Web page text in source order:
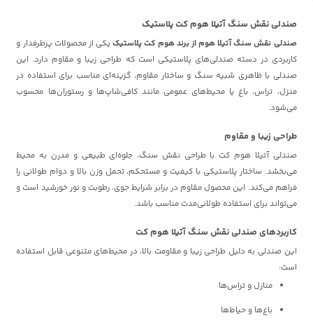
صندلی نقش سنگ آتیلا هوم کت پلاستیک
صندلی نقش سنگ آتیلا هوم از برند هوم کت پلاستیکیکی از محصولات پرطرفدار و
کاربردی در دسته صندلی‌های پلاستیکی است که طراحی زیبا و مقاوم دارد. این
صندلی با ظاهری شبیه سنگ و ساختار مقاوم، گزینه‌ای مناسب برای استفاده در
منزل، تراس، باغ یا محیط‌های عمومی مانند کافی‌شاپ‌ها و رستوران‌ها محسوب
می‌شود.
طراحی زیبا و مقاوم
صندلی آتیلا هوم کت با طراحی نقش سنگ، جلوه‌ای طبیعی و مدرن به محیط
می‌بخشد. ساختار پلاستیکی با کیفیت و مستحکم، تحمل وزن بالا و دوام طولانی را
فراهم می‌کند. این محصول مقاوم در برابر شرایط جوی، رطوبت و نور خورشید است و
می‌تواند برای استفاده طولانی‌مدت مناسب باشد.
کاربردهای صندلی نقش سنگ آتیلا هوم کت
این صندلی به دلیل طراحی زیبا و مقاومت بالا، در محیط‌های متنوعی قابل استفاده
است:
منازل و تراس‌ها
باغ‌ها و حیاط‌ها